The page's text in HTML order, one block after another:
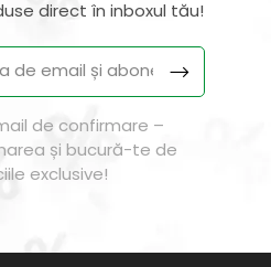
direct în inboxul tău!
de confirmare –
și bucură-te de
exclusive!